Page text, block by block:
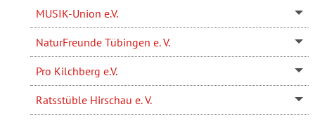
MUSIK-Union e.V.
NaturFreunde Tübingen e. V.
Pro Kilchberg e.V.
Ratsstüble Hirschau e. V.